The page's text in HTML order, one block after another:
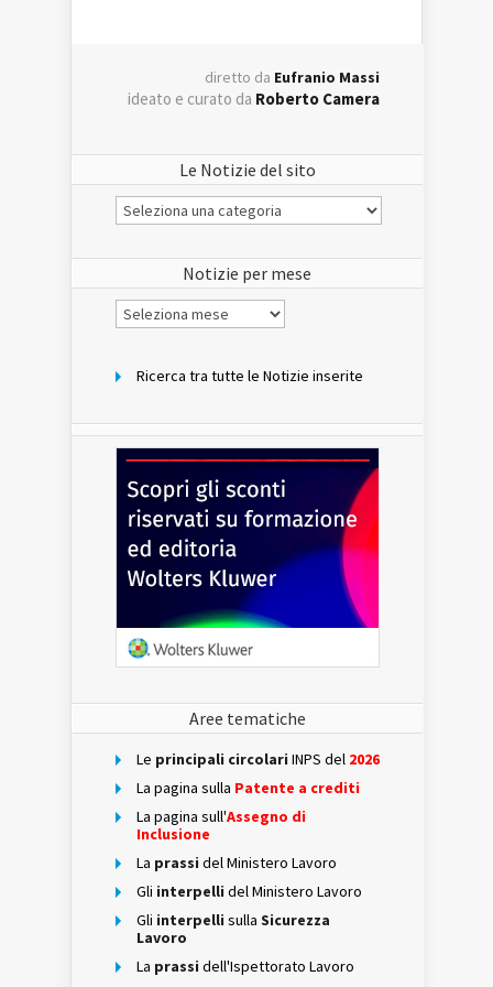
diretto da Eufranio Massi
ideato e curato da Roberto Camera
Le Notizie del sito
Le
Notizie
Notizie per mese
Notizie
per
Ricerca tra tutte le Notizie inserite
Aree tematiche
Le principali circolari INPS del 2026
La pagina sulla Patente a crediti
La pagina sull'Assegno di
Inclusione
La prassi del Ministero Lavoro
Gli interpelli del Ministero Lavoro
Gli interpelli sulla Sicurezza
Lavoro
La prassi dell'Ispettorato Lavoro